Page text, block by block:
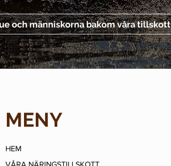
och människorna bakom våra tillskott
MENY
HEM
VÅRA NÄRINGSTILLSKOTT